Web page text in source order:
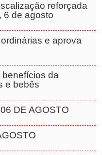
reforçada
6 de agosto
e aprova
da
e bebês
DE AGOSTO